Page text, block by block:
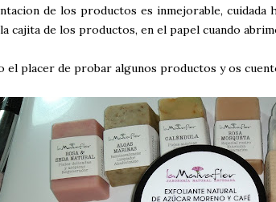
de los productos es inmejorable,
cajita de los productos, en el papel cuando
el placer de probar algunos productos y os